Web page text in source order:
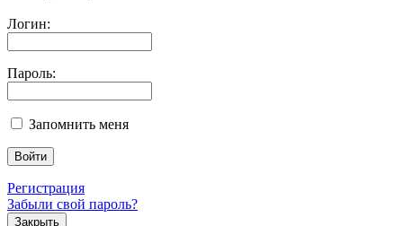
Логин:
Пароль:
Запомнить меня
Регистрация
Забыли свой пароль?
Закрыть